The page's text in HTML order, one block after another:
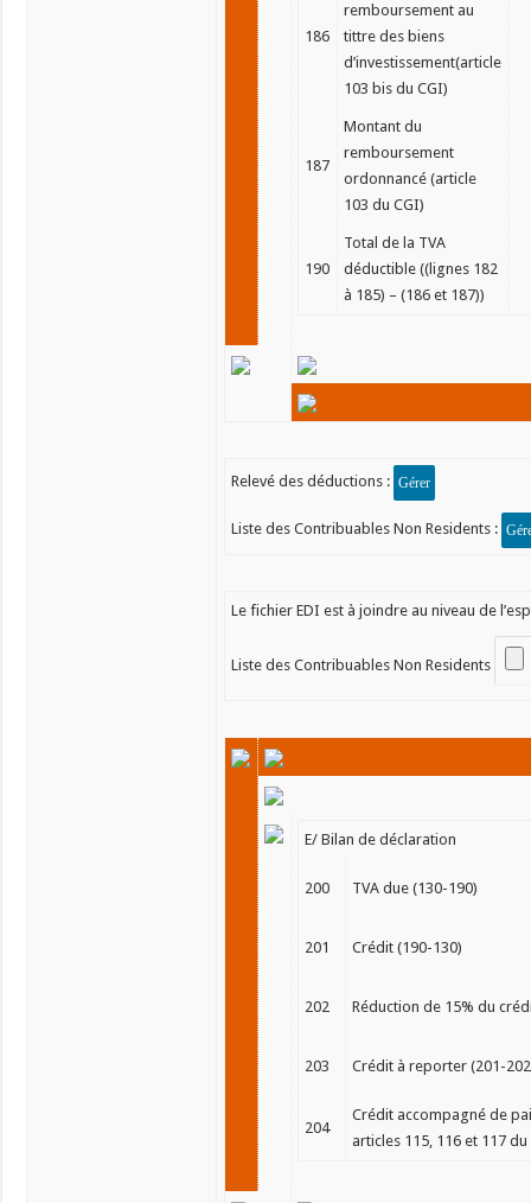
186
remboursement au
tittre des biens
d’investissement(article
103 bis du CGI)
187
Montant du
remboursement
ordonnancé (article
103 du CGI)
190
Total de la TVA
déductible ((lignes 182
à 185) – (186 et 187))
Relevé des déductions :
Liste des Contribuables Non Residents :
Le fichier EDI est à joindre au niveau de
Liste des Contribuables Non Residents
E/ Bilan de déclaration
200 TVA due (130-190)
201 Crédit (190-130)
202 Réduction de 15% du
203 Crédit à reporter (201-
204
Crédit accompagné de
articles 115, 116 et 117 du